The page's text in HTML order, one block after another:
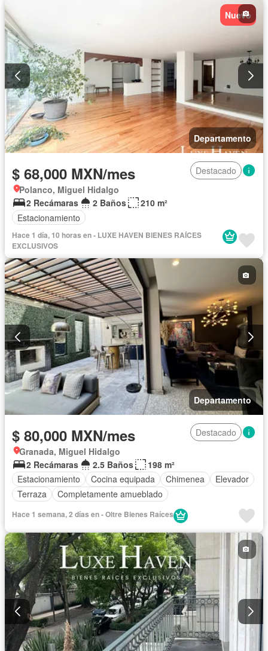
Nuevo
Departamento
$ 68,000 MXN/mes
Destacado
Polanco, Miguel Hidalgo
2 Recámaras
2 Baños
210 m²
Estacionamiento
Hace 1 día, 10 horas en - LUXE HAVEN BIENES RAÍCES
EXCLUSIVOS
Departamento
$ 80,000 MXN/mes
Destacado
Granada, Miguel Hidalgo
2 Recámaras
2.5 Baños
198 m²
Estacionamiento
Cocina equipada Chimenea
Elevador
Terraza
Completamente amueblado
Hace 1 semana, 2 días en - Oltre Bienes Raíces